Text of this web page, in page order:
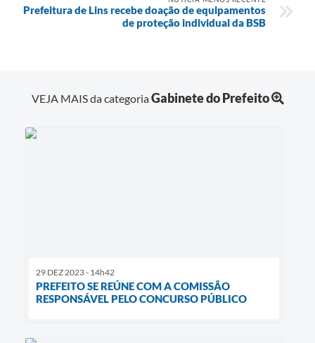
Prefeitura de Lins recebe doação de equipamentos
de proteção individual da BSB
VEJA MAIS da categoriaGabinete do Prefeito
29 DEZ 2023 - 14h42
PREFEITO SE REÚNE COM A COMISSÃO
RESPONSÁVEL PELO CONCURSO PÚBLICO